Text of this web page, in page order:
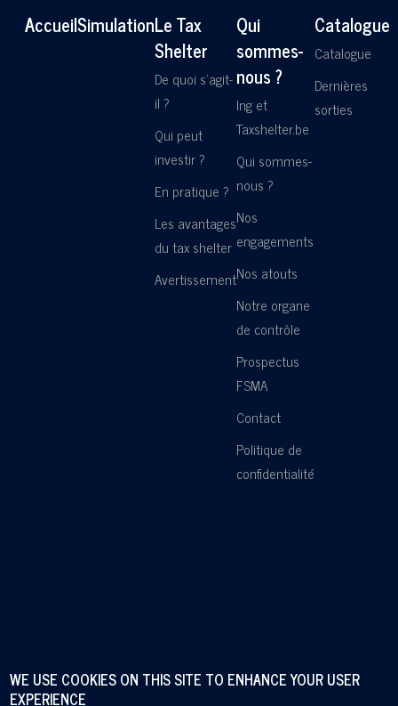
AccueilSimulationLe Tax
Shelter
De quoi s'agit-
il ?
Qui peut
investir ?
En pratique ?
Les avantages
du tax shelter
Avertissement
Qui
sommes-
nous ?
Ing et
Taxshelter.be
Qui sommes-
nous ?
Nos
engagements
Nos atouts
Notre organe
de contrôle
Prospectus
FSMA
Contact
Politique de
confidentialité
Catalogue
Catalogue
Dernières
sorties
WE USE COOKIES ON THIS SITE TO ENHANCE YOUR USER
EXPERIENCE